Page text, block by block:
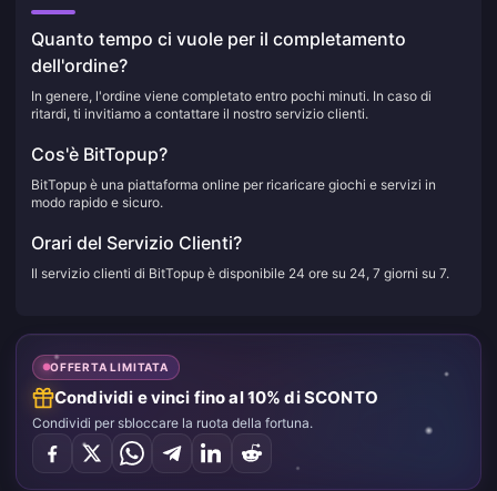
Quanto tempo ci vuole per il completamento
dell'ordine?
In genere, l'ordine viene completato entro pochi minuti. In caso di
ritardi, ti invitiamo a contattare il nostro servizio clienti.
Cos'è BitTopup?
BitTopup è una piattaforma online per ricaricare giochi e servizi in
modo rapido e sicuro.
Orari del Servizio Clienti?
Il servizio clienti di BitTopup è disponibile 24 ore su 24, 7 giorni su 7.
OFFERTA LIMITATA
Condividi e vinci fino al 10% di SCONTO
Condividi per sbloccare la ruota della fortuna.